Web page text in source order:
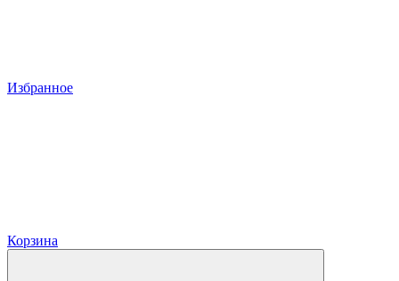
Избранное
Корзина